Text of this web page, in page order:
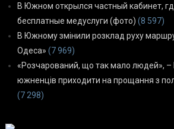
В Южном открылся частный кабинет,
бесплатные медуслуги (фото) (8 597)
В Южному змінили розклад руху
Одеса» (7 969)
«Розчарований, що так мало людей», –
южненців приходити на прощання з
(7 298)